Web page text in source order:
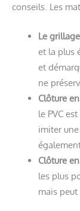
conseils. Les
Le
et la plus
et
ne
Clôture
le PVC
imiter
Clôture
les plus
mais peut